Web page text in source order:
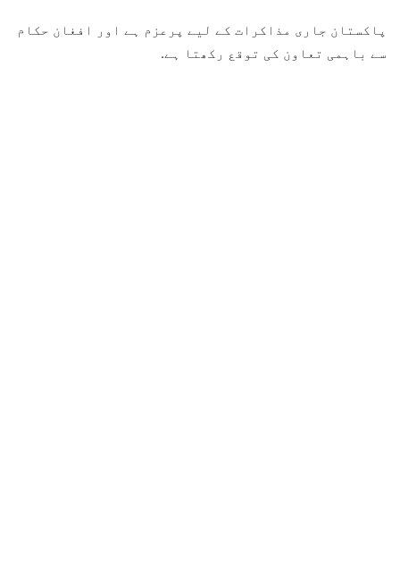
پاکستان جاری مذاکرات کے لیے پرعزم ہے اور افغان حکام
سے باہمی تعاون کی توقع رکھتا ہے.